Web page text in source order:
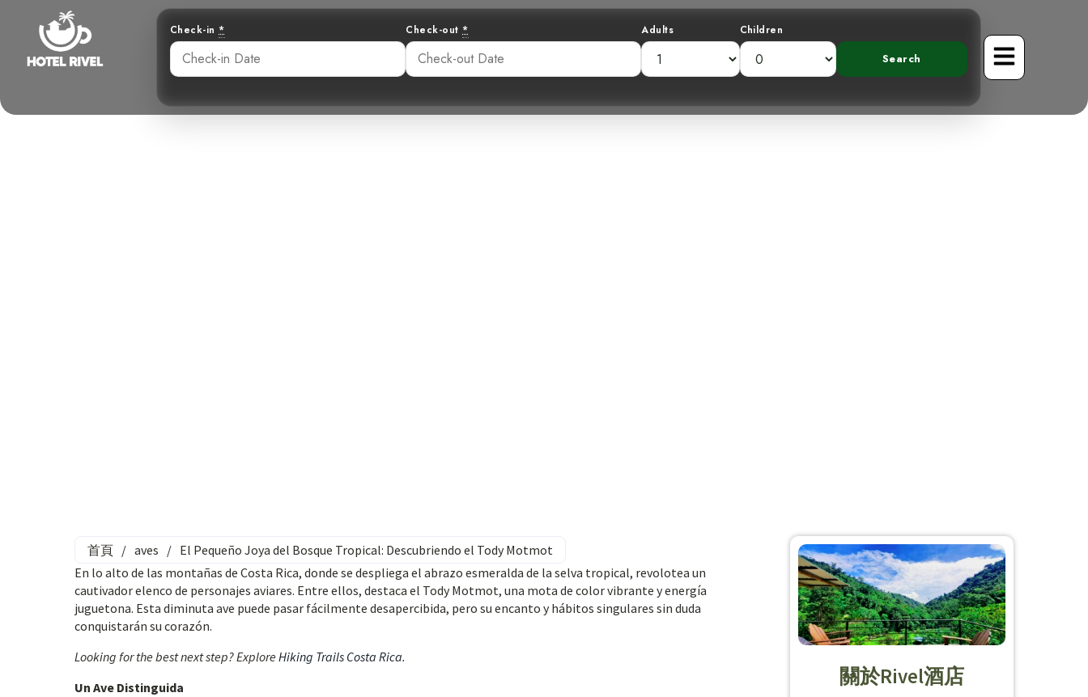
Check-in * Check-out * Adults Children
首頁 / aves / El Pequeño Joya del Bosque Tropical: Descubriendo el Tody Motmot
En lo alto de las montañas de Costa Rica, donde se despliega el abrazo esmeralda de la selva tropical, revolotea un
cautivador elenco de personajes aviares. Entre ellos, destaca el Tody Motmot, una mota de color vibrante y energía
juguetona. Esta diminuta ave puede pasar fácilmente desapercibida, pero su encanto y hábitos singulares sin duda
conquistarán su corazón.
Looking for the best next step? Explore Hiking Trails Costa Rica.
Un Ave Distinguida
關於Rivel酒店